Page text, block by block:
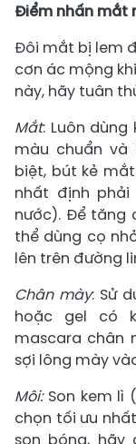
Điểm nhấn mắt
Đôi mắt bị lem
cơn ác mộng
này, hãy tuân
Mắt: Luôn
màu chuẩn
biệt, bút kẻ
nhất định
nước). Để tăng
thể dùng cọ
lên trên đường
Chân mày: Sử
hoặc gel có
mascara chân
sợi lông mày
Môi:Son kem lì
chọn tối ưu